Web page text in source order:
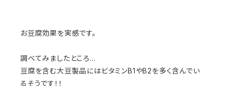
お豆腐効果を実感です。
調べてみましたところ…
豆腐を含む大豆製品にはビタミンB1やB2を多く含んでい
るそうです！！